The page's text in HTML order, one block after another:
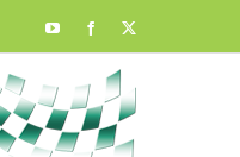
YouTubeFacebook